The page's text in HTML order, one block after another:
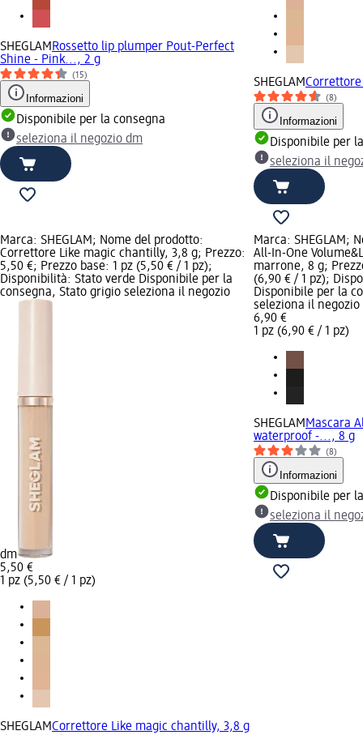
SHEGLAMRossetto lip plumper Pout-Perfect
Shine - Pink..., 2 g
(15)
Informazioni
Disponibile per la consegna
seleziona il negozio dm
SHEGLAMCorrettore
(8)
Informazioni
Disponibile per
seleziona il
Marca: SHEGLAM; Nome del prodotto:
Correttore Like magic chantilly, 3,8 g; Prezzo:
5,50 €; Prezzo base: 1 pz (5,50 € / 1 pz);
Disponibilità: Stato verde Disponibile per la
consegna, Stato grigio seleziona il negozio
dm
5,50 €
1 pz (5,50 € / 1 pz)
SHEGLAMCorrettore Like magic chantilly, 3,8 g
Marca: SHEGLAM;
All-In-One
marrone, 8 g;
(6,90 € / 1 pz);
Disponibile per la
seleziona il negozio
6,90 €
1 pz (6,90 € / 1 pz)
SHEGLAMMascara
waterproof -..., 8 g
(8)
Informazioni
Disponibile per
seleziona il